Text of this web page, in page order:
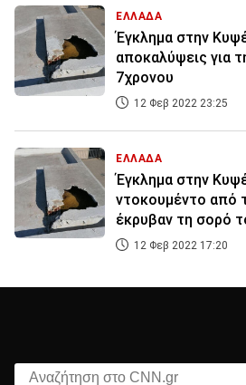
ΕΛΛΑΔΑ
Έγκλημα στην
αποκαλύψεις για
7χρονου
12 Φεβ 2022 23:25
ΕΛΛΑΔΑ
Έγκλημα στην
ντοκουμέντο από
έκρυβαν τη σορό
12 Φεβ 2022 17:20
Αναζήτηση στο CNN.gr